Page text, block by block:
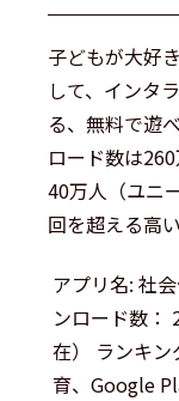
子どもが大好
して、インタ
る、無料で遊
ロード数は
40万人（ユニ
回を超える高
アプリ名: 社
ンロード数：
在） ランキ
育、Google